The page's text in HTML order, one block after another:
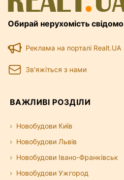
Обирай нерухомість свідомо
Реклама на порталі Realt.UA
Зв'яжіться з нами
ВАЖЛИВІ РОЗДІЛИ
Новобудови Київ
Новобудови Львів
Новобудови Івано-Франківськ
Новобудови Ужгород